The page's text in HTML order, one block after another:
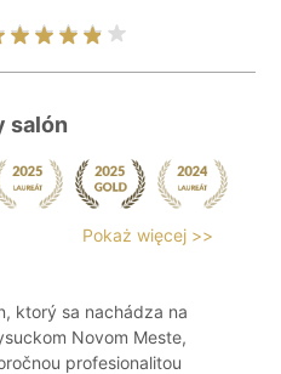
salón
Pokaż więcej >>
ktorý sa nachádza na
Novom Meste,
profesionalitou